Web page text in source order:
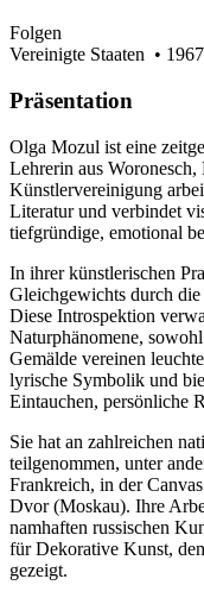
Folgen
Vereinigte Staaten • 1967
Präsentation
Olga Mozul ist eine
Lehrerin aus
Künstlervereinigung
Literatur und verbindet
tiefgründige, emotional
In ihrer künstlerischen
Gleichgewichts durch die
Diese Introspektion
Naturphänomene,
Gemälde vereinen
lyrische Symbolik und
Eintauchen, persönliche
Sie hat an zahlreichen
teilgenommen, unter
Frankreich, in der
Dvor (Moskau). Ihre
namhaften russischen
für Dekorative Kunst,
gezeigt.